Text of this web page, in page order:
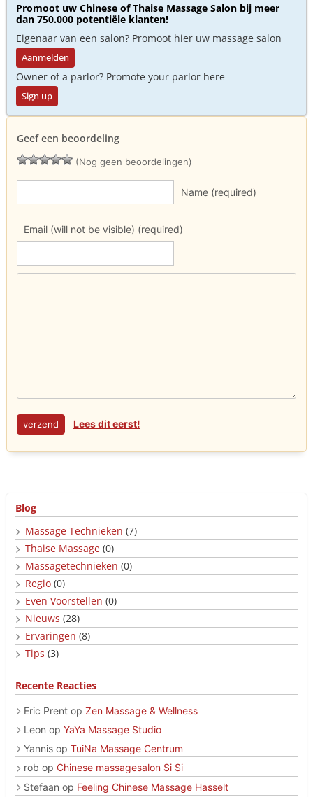
Promoot uw Chinese of Thaise Massage Salon bij meer
dan 750.000 potentiële klanten!
Eigenaar van een salon? Promoot hier uw massage salon
Aanmelden
Owner of a parlor? Promote your parlor here
Sign up
Geef een beoordeling
(Nog geen beoordelingen)
Name (required)
Email (will not be visible) (required)
Lees dit eerst!
Blog
Massage Technieken (7)
Thaise Massage (0)
Massagetechnieken (0)
Regio (0)
Even Voorstellen (0)
Nieuws (28)
Ervaringen (8)
Tips (3)
Recente Reacties
Eric Prent op Zen Massage & Wellness
Leon op YaYa Massage Studio
Yannis op TuiNa Massage Centrum
rob op Chinese massagesalon Si Si
Stefaan op Feeling Chinese Massage Hasselt